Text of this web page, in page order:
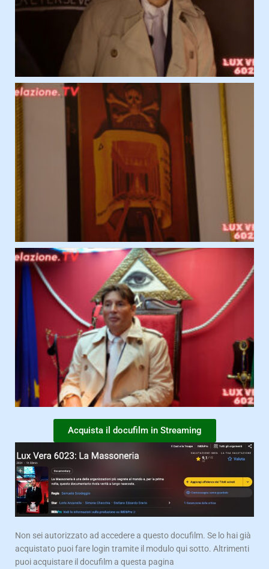
Acquista il docufilm in Streaming
Non sei autorizzato ad accedere a questo docufilm. Se lo hai già
acquistato puoi fare login tramite il modulo qui sotto. Altrimenti
puoi acquistare il docufilm a questa pagina